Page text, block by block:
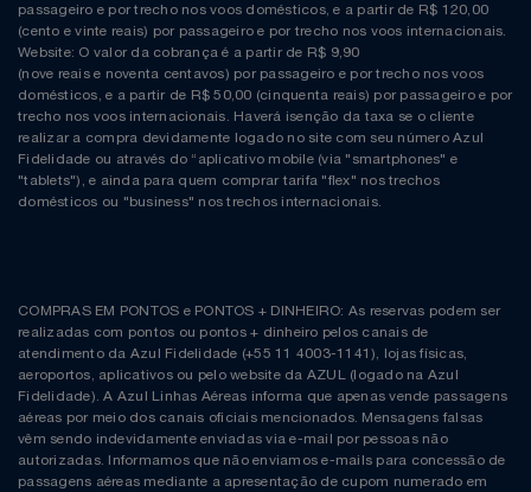
passageiro e por trecho nos voos domésticos, e a partir de R$ 120,00
(cento e vinte reais) por passageiro e por trecho nos voos internacionais.
Website: O valor da cobrança é a partir de R$ 9,90
(nove reais e noventa centavos) por passageiro e por trecho nos voos
domésticos, e a partir de R$ 50,00 (cinquenta reais) por passageiro e por
trecho nos voos internacionais. Haverá isenção da taxa se o cliente
realizar a compra devidamente logado no site com seu número Azul
Fidelidade ou através do “aplicativo mobile (via "smartphones" e
"tablets"), e ainda para quem comprar tarifa "flex" nos trechos
domésticos ou "business" nos trechos internacionais.
COMPRAS EM PONTOS e PONTOS + DINHEIRO: As reservas podem ser
realizadas com pontos ou pontos + dinheiro pelos canais de
atendimento da Azul Fidelidade (+55 11 4003-1141), lojas físicas,
aeroportos, aplicativos ou pelo website da AZUL (logado na Azul
Fidelidade). A Azul Linhas Aéreas informa que apenas vende passagens
aéreas por meio dos canais oficiais mencionados. Mensagens falsas
vêm sendo indevidamente enviadas via e-mail por pessoas não
autorizadas. Informamos que não enviamos e-mails para concessão de
passagens aéreas mediante a apresentação de cupom numerado em